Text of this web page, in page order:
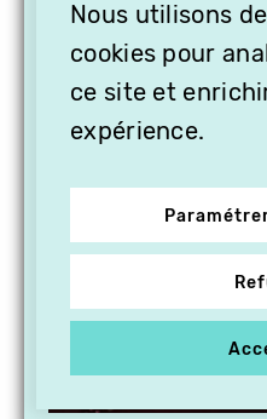
Nous utilisons
cookies pour
ce site et
expérience.
OFFREZ
CADEAU,
PROCHES